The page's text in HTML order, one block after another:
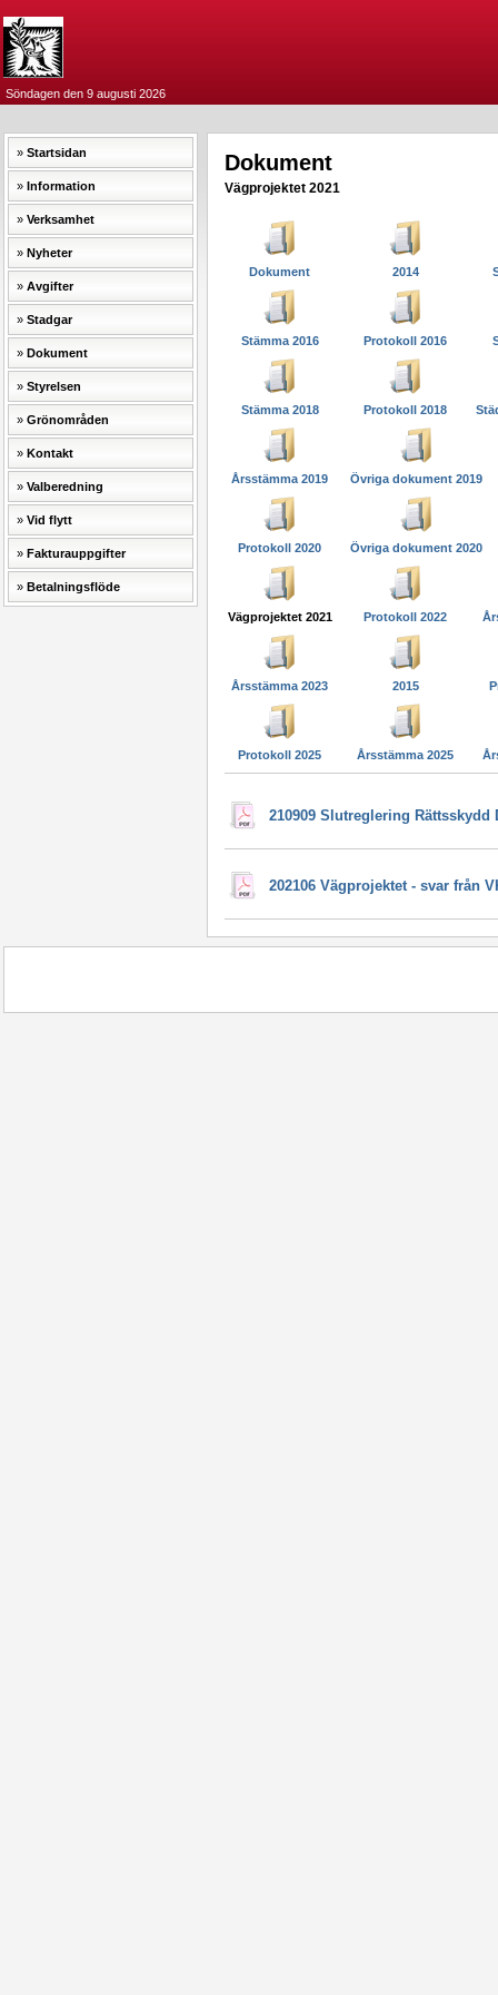
Söndagen den 9 augusti 2026
Startsidan
Information
Verksamhet
Nyheter
Avgifter
Stadgar
Dokument
Styrelsen
Grönområden
Kontakt
Valberedning
Vid flytt
Fakturauppgifter
Betalningsflöde
Dokument
Vägprojektet 2021
Dokument 2014
Stämma 2016 Protokoll 2016
Stämma 2018 Protokoll 2018
Årsstämma 2019 Övriga dokument 2019
Protokoll 2020 Övriga dokument 2020
Vägprojektet 2021 Protokoll 2022
Årsstämma 2023 2015
Protokoll 2025 Årsstämma 2025
210909 Slutreglering Rättsskydd
202106 Vägprojektet - svar från